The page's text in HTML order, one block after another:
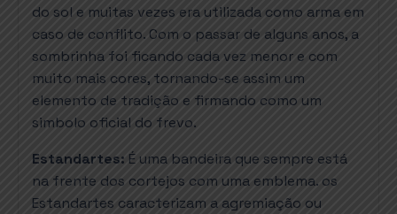
do sol e muitas vezes era utilizada como arma em
caso de conflito. Com o passar de alguns anos, a
sombrinha foi ficando cada vez menor e com
muito mais cores, tornando-se assim um
elemento de tradição e firmando como um
simbolo oficial do frevo.
Estandartes: É uma bandeira que sempre está
na frente dos cortejos com uma emblema. os
Estandartes caracterizam a agremiação ou